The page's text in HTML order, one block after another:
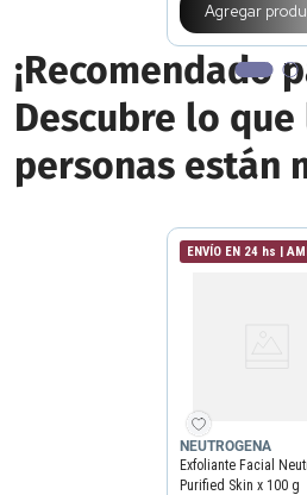
Agregar
¡Recomendado
Descubre lo que
personas están
ENVÍO EN 24 hs |
NEUTROGENA
Exfoliante Facial
Purified Skin x 100 g